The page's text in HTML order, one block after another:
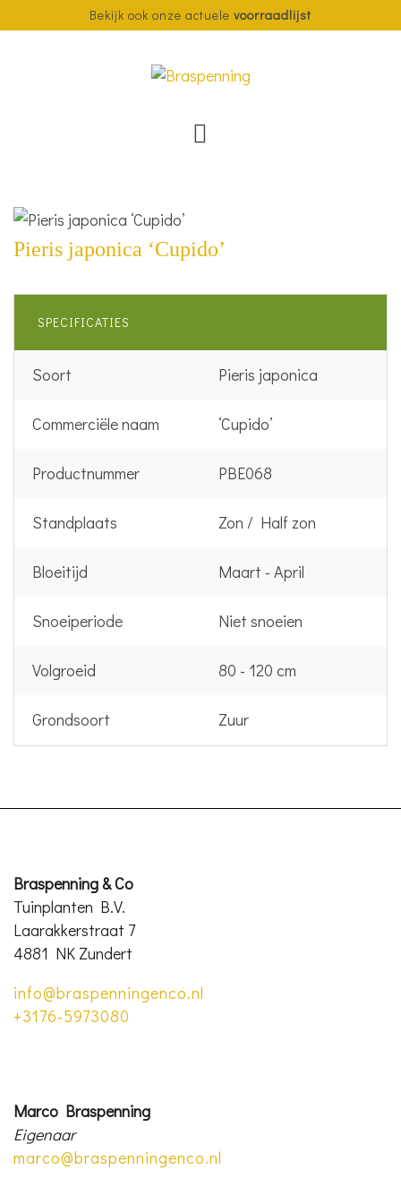
Bekijk ook onze actuele voorraadlijst
Pieris japonica ‘Cupido’
SPECIFICATIES
Soort Pieris japonica
Commerciële naam ‘Cupido’
Productnummer PBE068
Standplaats Zon / Half zon
Bloeitijd Maart - April
Snoeiperiode Niet snoeien
Volgroeid 80 - 120 cm
Grondsoort Zuur
Braspenning & Co
Tuinplanten B.V.
Laarakkerstraat 7
4881 NK Zundert
info@braspenningenco.nl
+3176-5973080
Marco Braspenning
Eigenaar
marco@braspenningenco.nl